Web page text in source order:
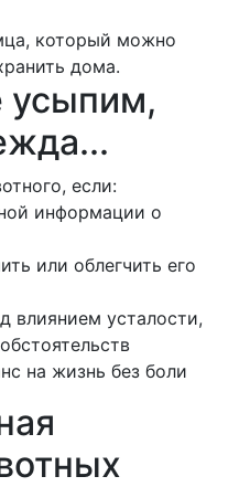
который можно
дома.
усыпим,
если:
информации о
или облегчить его
влиянием усталости,
на жизнь без боли